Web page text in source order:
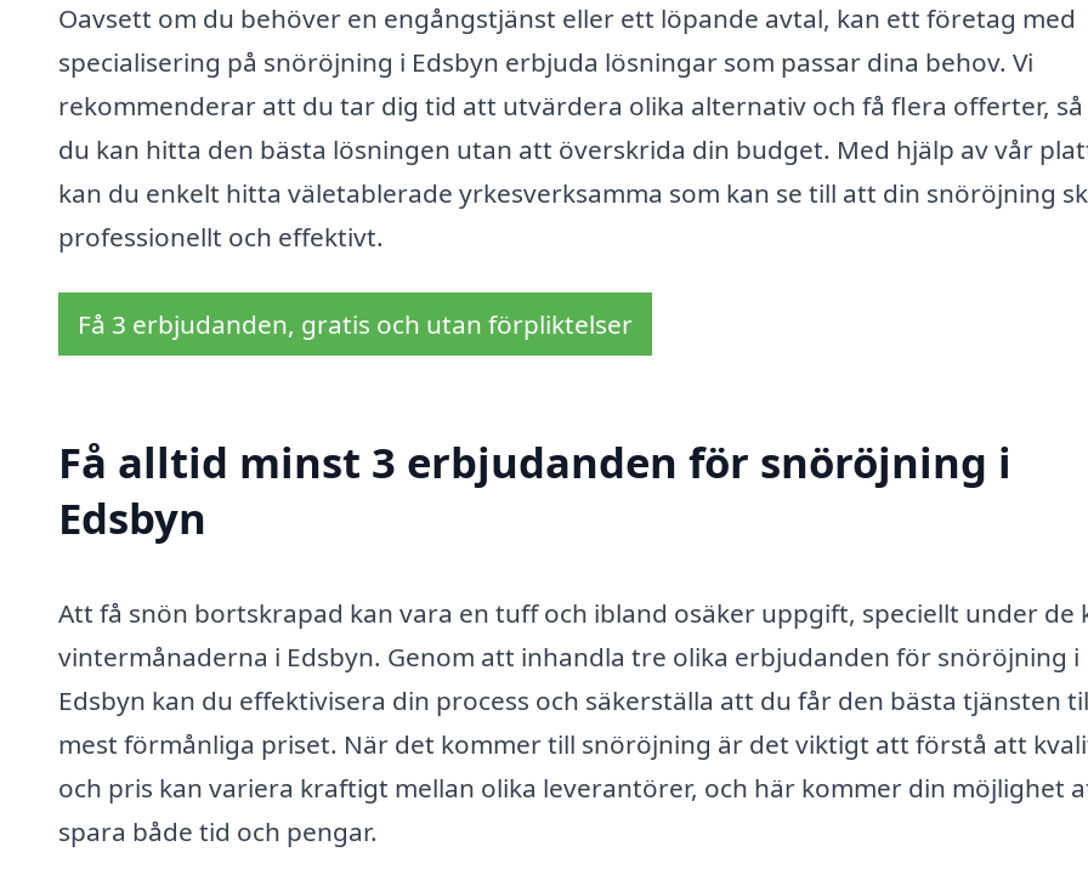
Oavsett om du behöver en engångstjänst eller ett löpande avtal, kan ett företag med
specialisering på snöröjning i Edsbyn erbjuda lösningar som passar dina behov. Vi
rekommenderar att du tar dig tid att utvärdera olika alternativ och få flera offerter,
du kan hitta den bästa lösningen utan att överskrida din budget. Med hjälp av vår
kan du enkelt hitta väletablerade yrkesverksamma som kan se till att din snöröjning
professionellt och effektivt.
Få 3 erbjudanden, gratis och utan förpliktelser
Få alltid minst 3 erbjudanden för snöröjning i
Edsbyn
Att få snön bortskrapad kan vara en tuff och ibland osäker uppgift, speciellt under de
vintermånaderna i Edsbyn. Genom att inhandla tre olika erbjudanden för snöröjning i
Edsbyn kan du effektivisera din process och säkerställa att du får den bästa tjänsten
mest förmånliga priset. När det kommer till snöröjning är det viktigt att förstå att
och pris kan variera kraftigt mellan olika leverantörer, och här kommer din möjlighet
spara både tid och pengar.